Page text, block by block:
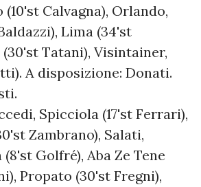
Calvagna), Orlando,
Lima (34'st
Tatani), Visintainer,
A disposizione: Donati.
Spicciola (17'st Ferrari),
Zambrano), Salati,
Golfré), Aba Ze Tene
Propato (30'st Fregni),